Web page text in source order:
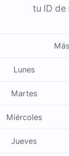
tu ID
Lunes
Martes
Miércoles
Jueves